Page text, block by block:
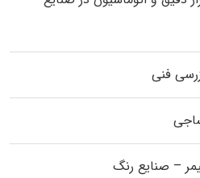
فنی
– صنایع رنگ